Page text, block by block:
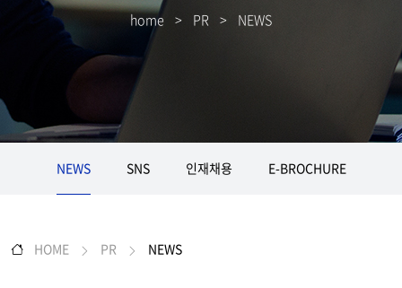
home > PR > NEWS
NEWS SNS 인재채용 E-BROCHURE
HOME PR NEWS